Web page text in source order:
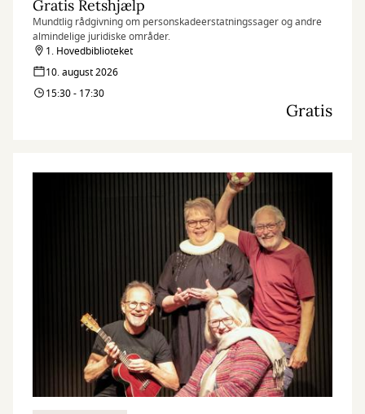
Gratis Retshjælp
Mundtlig rådgivning om personskadeerstatningssager og andre
almindelige juridiske områder.
1. Hovedbiblioteket
10. august 2026
15:30 - 17:30
Gratis